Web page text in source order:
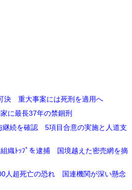
決 重大事案には死刑を適用へ
家に最長37年の禁錮刑
継続を確認 5項目合意の実施と人道支
組織ﾄｯﾌﾟを逮捕 国境越えた密売網を摘
人超死亡の恐れ 国連機関が深い懸念